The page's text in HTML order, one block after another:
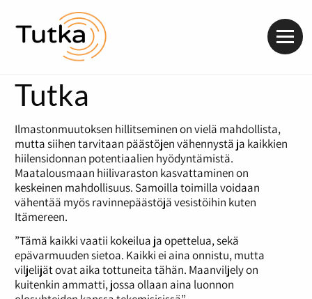
Tutka
Ilmastonmuutoksen hillitseminen on vielä mahdollista,
mutta siihen tarvitaan päästöjen vähennystä ja kaikkien
hiilensidonnan potentiaalien hyödyntämistä.
Maatalousmaan hiilivaraston kasvattaminen on
keskeinen mahdollisuus. Samoilla toimilla voidaan
vähentää myös ravinnepäästöjä vesistöihin kuten
Itämereen.
”Tämä kaikki vaatii kokeilua ja opettelua, sekä
epävarmuuden sietoa. Kaikki ei aina onnistu, mutta
viljelijät ovat aika tottuneita tähän. Maanviljely on
kuitenkin ammatti, jossa ollaan aina luonnon